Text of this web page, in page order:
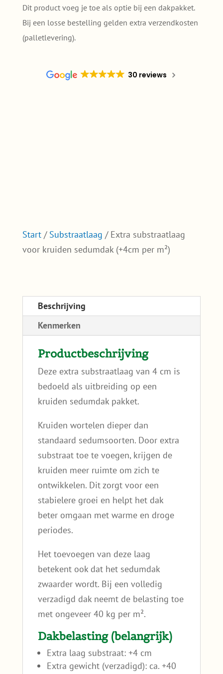
quantity
Dit product voeg je toe als optie bij een dakpakket.
Bij een losse bestelling gelden extra verzendkosten
(palletlevering).
30 reviews
Start/ Substraatlaag / Extra substraatlaag
voor kruiden sedumdak (+4cm per m²)
Beschrijving
Kenmerken
Productbeschrijving
Deze extra substraatlaag van 4 cm is
bedoeld als uitbreiding op een
kruiden sedumdak pakket.
Kruiden wortelen dieper dan
standaard sedumsoorten. Door extra
substraat toe te voegen, krijgen de
kruiden meer ruimte om zich te
ontwikkelen. Dit zorgt voor een
stabielere groei en helpt het dak
beter omgaan met warme en droge
periodes.
Het toevoegen van deze laag
betekent ook dat het sedumdak
zwaarder wordt. Bij een volledig
verzadigd dak neemt de belasting toe
met ongeveer 40 kg per m².
Dakbelasting (belangrijk)
Extra laag substraat: +4 cm
Extra gewicht (verzadigd): ca. +40